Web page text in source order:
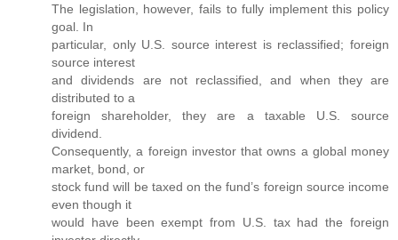
The legislation, however, fails to fully implement this policy
goal. In
particular, only U.S. source interest is reclassified; foreign
source interest
and dividends are not reclassified, and when they are
distributed to a
foreign shareholder, they are a taxable U.S. source
dividend.
Consequently, a foreign investor that owns a global money
market, bond, or
stock fund will be taxed on the fund’s foreign source income
even though it
would have been exempt from U.S. tax had the foreign